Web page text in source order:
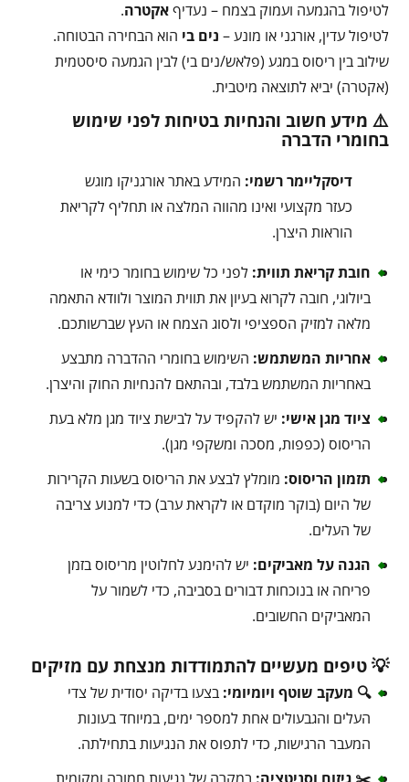
לטיפול בהגמעה ועמוק בצמח – נעדיףאקטרה.
לטיפול עדין, אורגני או מונע – נים בי הוא הבחירה הבטוחה.
שילוב בין ריסוס במגע (פלאש/נים בי) לבין הגמעה סיסטמית
(אקטרה) יביא לתוצאה מיטבית.
⚠️ מידע חשוב והנחיות בטיחות לפני שימוש
בחומרי הדברה
דיסקליימר רשמי: המידע באתר אורגניקו מוגש
כעזר מקצועי ואינו מהווה המלצה או תחליף לקריאת
הוראות היצרן.
חובת קריאת תווית: לפני כל שימוש בחומר כימי או
ביולוגי, חובה לקרוא בעיון את תווית המוצר ולוודא התאמה
מלאה למזיק הספציפי ולסוג הצמח או העץ שברשותכם.
אחריות המשתמש: השימוש בחומרי ההדברה מתבצע
באחריות המשתמש בלבד, ובהתאם להנחיות החוק והיצרן.
ציוד מגן אישי: יש להקפיד על לבישת ציוד מגן מלא בעת
הריסוס (כפפות, מסכה ומשקפי מגן).
תזמון הריסוס: מומלץ לבצע את הריסוס בשעות הקרירות
של היום (בוקר מוקדם או לקראת ערב) כדי למנוע צריבה
של העלים.
הגנה על מאביקים: יש להימנע לחלוטין מריסוס בזמן
פריחה או בנוכחות דבורים בסביבה, כדי לשמור על
המאביקים החשובים.
💡 טיפים מעשיים להתמודדות מנצחת עם מזיקים
🔍 מעקב שוטף ויומיומי: בצעו בדיקה יסודית של צדי
העלים והגבעולים אחת למספר ימים, במיוחד בעונות
המעבר הרגישות, כדי לתפוס את הנגיעות בתחילתה.